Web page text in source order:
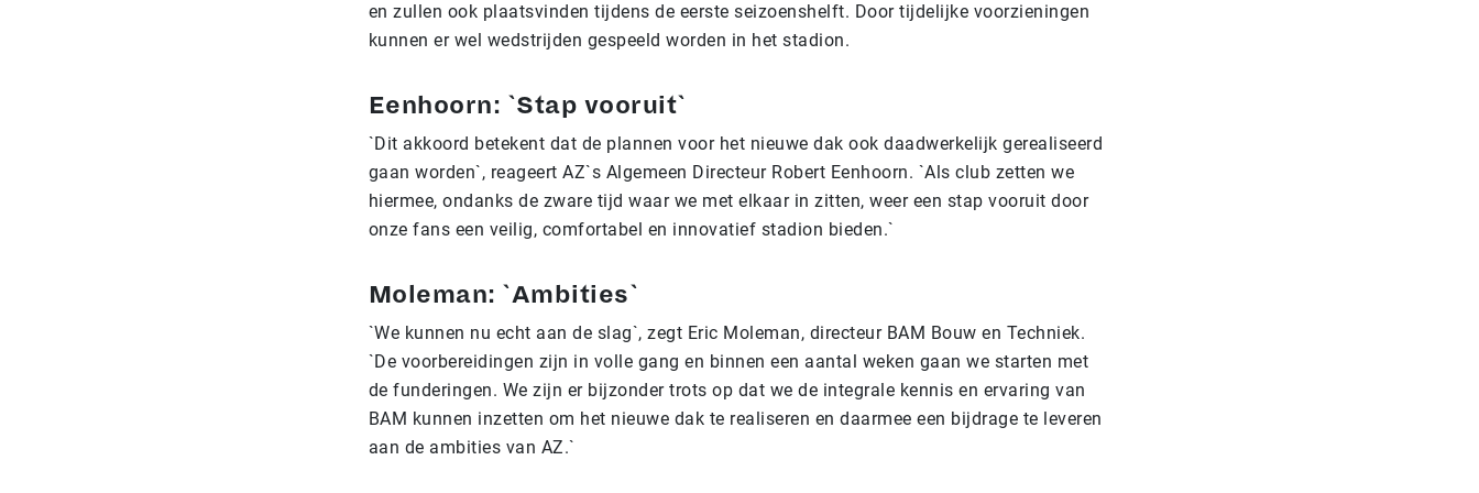
en zullen ook plaatsvinden tijdens de eerste seizoenshelft. Door tijdelijke voorzieningen
kunnen er wel wedstrijden gespeeld worden in het stadion.
Eenhoorn: `Stap vooruit`
`Dit akkoord betekent dat de plannen voor het nieuwe dak ook daadwerkelijk gerealiseerd
gaan worden`, reageert AZ`s Algemeen Directeur Robert Eenhoorn. `Als club zetten we
hiermee, ondanks de zware tijd waar we met elkaar in zitten, weer een stap vooruit door
onze fans een veilig, comfortabel en innovatief stadion bieden.`
Moleman: `Ambities`
`We kunnen nu echt aan de slag`, zegt Eric Moleman, directeur BAM Bouw en Techniek.
`De voorbereidingen zijn in volle gang en binnen een aantal weken gaan we starten met
de funderingen. We zijn er bijzonder trots op dat we de integrale kennis en ervaring van
BAM kunnen inzetten om het nieuwe dak te realiseren en daarmee een bijdrage te leveren
aan de ambities van AZ.`